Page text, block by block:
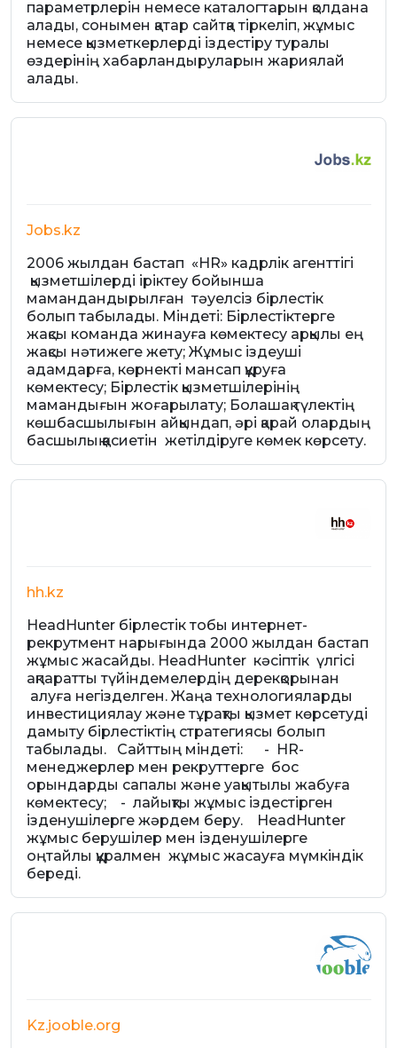
параметрлерін немесе каталогтарын қолдана
алады, сонымен қатар сайтқа тіркеліп, жұмыс
немесе қызметкерлерді іздестіру туралы
өздерінің хабарландыруларын жариялай
алады.
Jobs.kz
2006 жылдан бастап «HR» кадрлік агенттігі
қызметшілерді іріктеу бойынша
мамандандырылған тәуелсіз бірлестік
болып табылады. Міндеті: Бірлестіктерге
жақсы команда жинауға көмектесу арқылы ең
жақсы нәтижеге жету; Жұмыс іздеуші
адамдарға, көрнекті мансап құруға
көмектесу; Бірлестік қызметшілерінің
мамандығын жоғарылату; Болашақ түлектің
көшбасшылығын айқындап, әрі қарай олардың
басшылық қасиетін жетілдіруге көмек көрсету.
hh.kz
HeadHunter бірлестік тобы интернет-
рекрутмент нарығында 2000 жылдан бастап
жұмыс жасайды. HeadHunter кәсіптік үлгісі
ақпаратты түйіндемелердің дерекқорынан
алуға негізделген. Жаңа технологияларды
инвестициялау және тұрақты қызмет көрсетуді
дамыту бірлестіктің стратегиясы болып
табылады. Сайттың міндеті: - HR-
менеджерлер мен рекруттерге бос
орындарды сапалы және уақытылы жабуға
көмектесу; - лайықты жұмыс іздестірген
ізденушілерге жәрдем беру. HeadHunter
жұмыс берушілер мен ізденушілерге
оңтайлы құралмен жұмыс жасауға мүмкіндік
береді.
Kz.jooble.org